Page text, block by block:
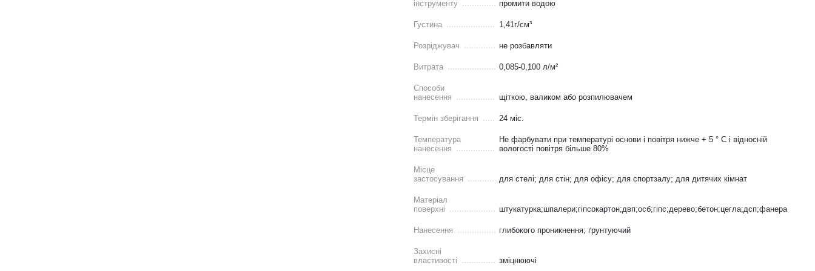
інструменту промити водою
Густина 1,41г/см³
Розріджувач не розбавляти
Витрата 0,085-0,100 л/м²
Способи
нанесення
щіткою, валиком або розпилювачем
Термін зберігання 24 міс.
Температура
нанесення
Не фарбувати при температурі основи і повітря нижче + 5 ° С і відносній
вологості повітря більше 80%
Місце
застосування
для стелі; для стін; для офісу; для спортзалу; для дитячих кімнат
Матеріал
поверхні
штукатурка;шпалери;гіпсокартон;двп;осб;гіпс;дерево;бетон;цегла;дсп;фанера
Нанесення глибокого проникнення; ґрунтуючий
Захисні
властивості
зміцнюючі